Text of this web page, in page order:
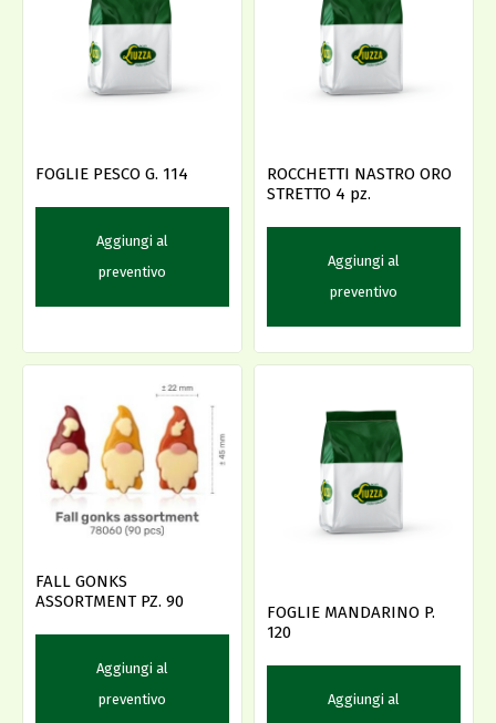
FOGLIE PESCO G. 114
Aggiungi al
preventivo
ROCCHETTI NASTRO ORO
STRETTO 4 pz.
Aggiungi al
preventivo
FALL GONKS
ASSORTMENT PZ. 90
Aggiungi al
preventivo
FOGLIE MANDARINO P.
120
Aggiungi al